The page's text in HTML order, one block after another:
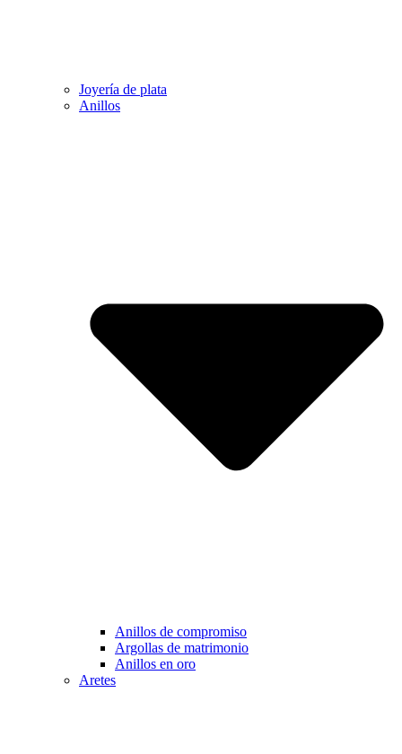
Joyería de plata
Anillos
Anillos de compromiso
Argollas de matrimonio
Anillos en oro
Aretes